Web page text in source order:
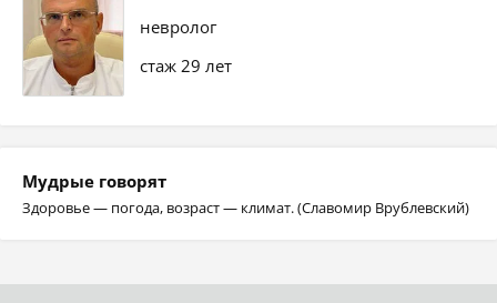
невролог
стаж 29 лет
Мудрые говорят
Здоровье — погода, возраст — климат. (Славомир Врублевский)